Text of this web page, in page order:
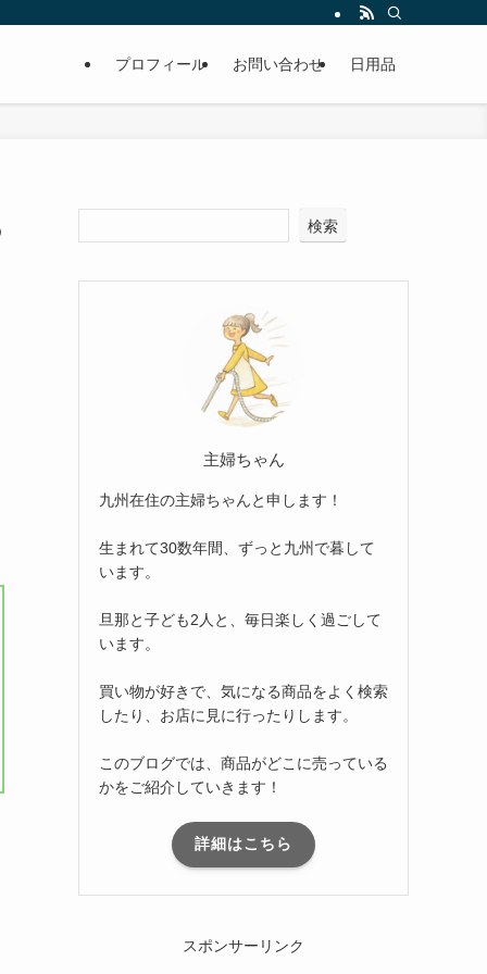
プロフィール お問い合わせ 日用品
検索
主婦ちゃん
九州在住の主婦ちゃんと申します！
生まれて30数年間、ずっと九州で暮して
います。
旦那と子ども2人と、毎日楽しく過ごして
います。
買い物が好きで、気になる商品をよく検索
したり、お店に見に行ったりします。
このブログでは、商品がどこに売っている
かをご紹介していきます！
詳細はこちら
スポンサーリンク